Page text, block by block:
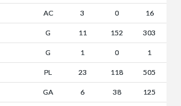
AC 3 0 16
G 11 152 303
G 1 0 1
PL 23 118 505
GA 6 38 125